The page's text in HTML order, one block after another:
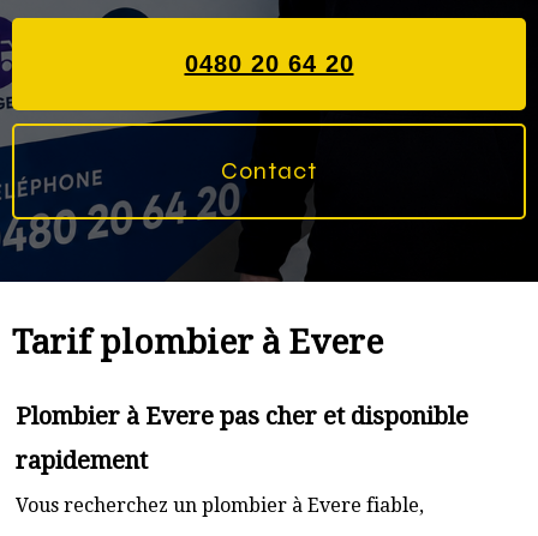
0480 20 64 20
Contact
Tarif plombier à Evere
Plombier à Evere pas cher et disponible
rapidement
Vous recherchez un plombier à Evere fiable,